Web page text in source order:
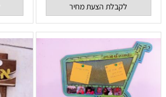
לקבלת הצעת מחיר